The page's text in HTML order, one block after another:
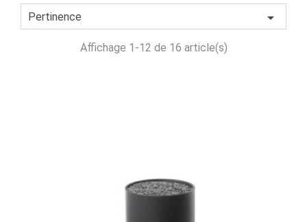
Pertinence 
Affichage 1-12 de 16 article(s)